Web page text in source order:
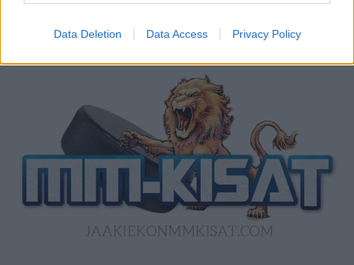
Data Deletion Data Access Privacy Policy